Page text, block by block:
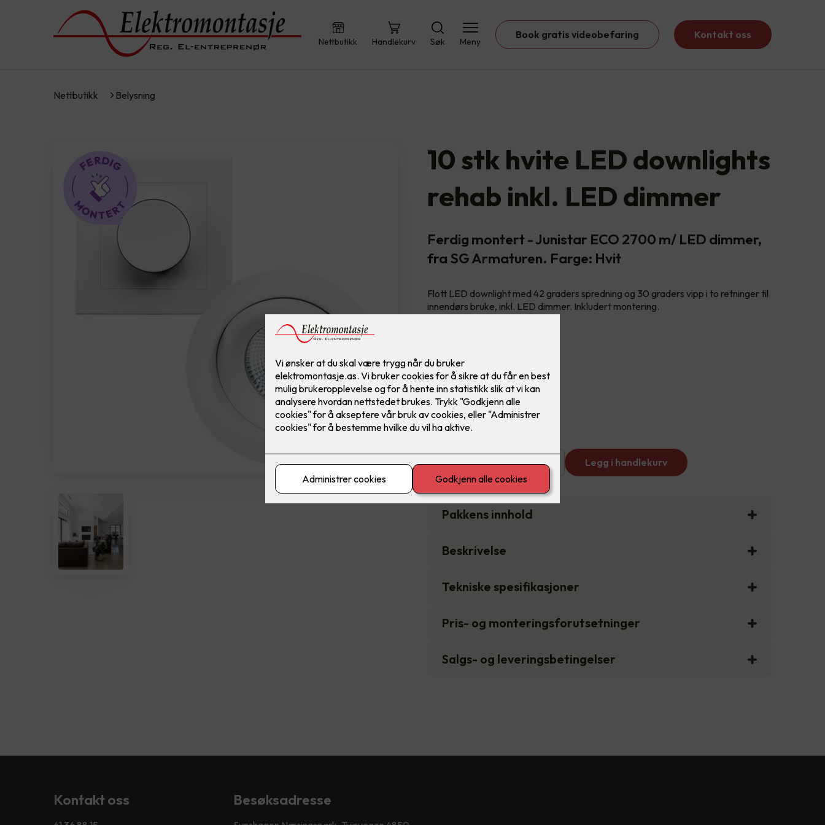
Nettbutikk Handlekurv Søk Meny
Book gratis videobefaring Kontakt oss
Nettbutikk Belysning
10 stk hvite LED downlights
rehab inkl. LED dimmer
Ferdig montert - Junistar ECO 2700 m/ LED dimmer,
fra SG Armaturen. Farge: Hvit
Flott LED downlight med 42 graders spredning og 30 graders vipp i to retninger til
innendørs bruke, inkl. LED dimmer. Inkludert montering.
8,900,-
Antall - Legg i handlekurv
Pakkens innhold
Beskrivelse
Tekniske spesifikasjoner
Pris- og monteringsforutsetninger
Salgs- og leveringsbetingelser
Kontakt oss Besøksadresse